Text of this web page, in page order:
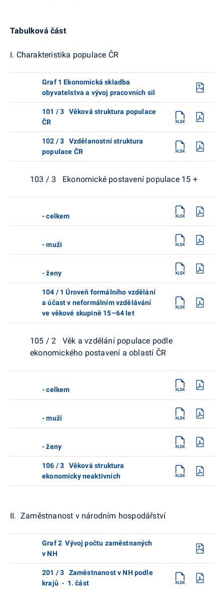
Tabulková část
I. Charakteristika populace ČR
Graf 1 Ekonomická skladba
obyvatelstva a vývoj pracovních sil
101 / 3 Věková struktura populace
ČR
102 / 3 Vzdělanostní struktura
populace ČR
103 / 3 Ekonomické postavení populace 15 +
- celkem
- muži
- ženy
104 / 1 Úroveň formálního vzdělání
a účast v neformálním vzdělávání
ve věkové skupině 15–64 let
105 / 2 Věk a vzdělání populace podle
ekonomického postavení a oblastí ČR
- celkem
- muži
- ženy
106 / 3 Věková struktura
ekonomicky neaktivních
II. Zaměstnanost v národním hospodářství
Graf 2 Vývoj počtu zaměstnaných
v NH
201 / 3 Zaměstnanost v NH podle
krajů - 1. část